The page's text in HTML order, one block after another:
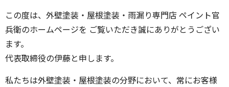
この度は、外壁塗装・屋根塗装・雨漏り専門店 ペイント官
兵衛のホームページを ご覧いただき誠にありがとうござい
ます。
代表取締役の伊藤と申します。
私たちは外壁塗装・屋根塗装の分野において、常にお客様